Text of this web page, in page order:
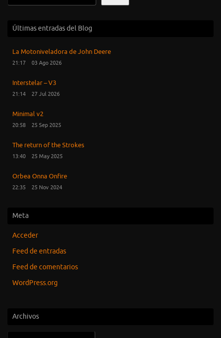
Últimas entradas del Blog
La Motoniveladora de John Deere
21:17 03 Ago 2026
Interstelar – V3
21:14 27 Jul 2026
Minimal v2
20:58 25 Sep 2025
The return of the Strokes
13:40 25 May 2025
Orbea Onna Onfire
22:35 25 Nov 2024
Meta
Acceder
Feed de entradas
Feed de comentarios
WordPress.org
Archivos